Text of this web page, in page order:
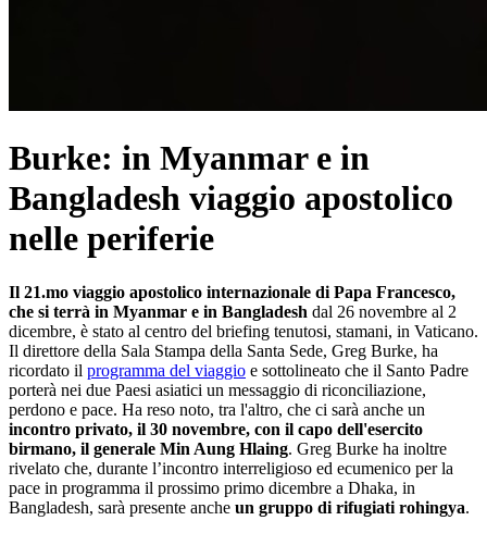
Burke: in Myanmar e in
Bangladesh viaggio apostolico
nelle periferie
Il 21.mo viaggio apostolico internazionale di Papa Francesco,
che si terrà in Myanmar e in Bangladesh dal 26 novembre al 2
dicembre, è stato al centro del briefing tenutosi, stamani, in Vaticano.
Il direttore della Sala Stampa della Santa Sede, Greg Burke, ha
ricordato il programma del viaggio e sottolineato che il Santo Padre
porterà nei due Paesi asiatici un messaggio di riconciliazione,
perdono e pace. Ha reso noto, tra l'altro, che ci sarà anche un
incontro privato, il 30 novembre, con il capo dell'esercito
birmano, il generale Min Aung Hlaing. Greg Burke ha inoltre
rivelato che, durante l’incontro interreligioso ed ecumenico per la
pace in programma il prossimo primo dicembre a Dhaka, in
Bangladesh, sarà presente anche un gruppo di rifugiati rohingya.